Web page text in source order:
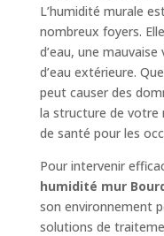
L’humidité murale
nombreux foyers.
d’eau, une
d’eau extérieure.
peut causer des
la structure de votre
de santé pour les
Pour intervenir
humidité mur
son environnement
solutions de